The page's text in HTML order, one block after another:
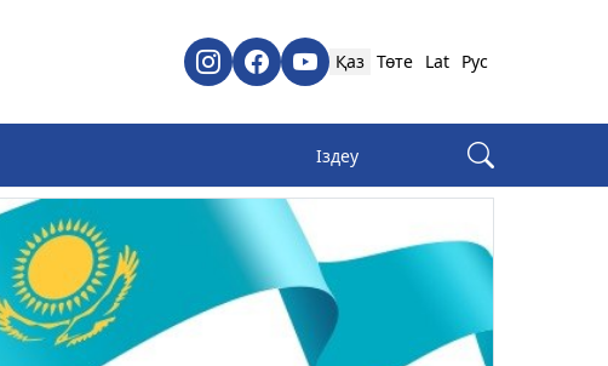
Қаз Төте Lat Рус